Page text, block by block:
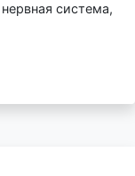
система,